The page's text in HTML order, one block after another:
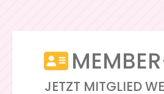
JETZT MITGLIED